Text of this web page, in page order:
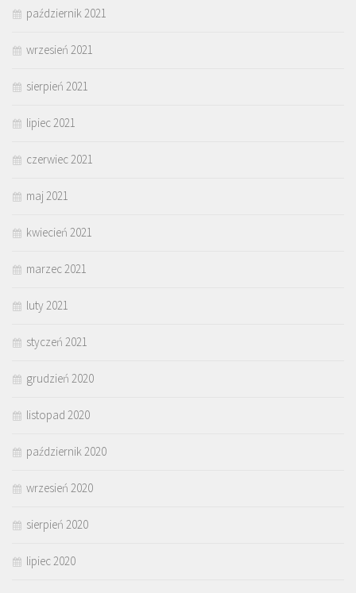
październik 2021
wrzesień 2021
sierpień 2021
lipiec 2021
czerwiec 2021
maj 2021
kwiecień 2021
marzec 2021
luty 2021
styczeń 2021
grudzień 2020
listopad 2020
październik 2020
wrzesień 2020
sierpień 2020
lipiec 2020